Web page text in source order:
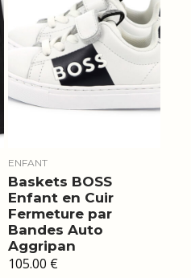
ENFANT
Baskets BOSS
Enfant en Cuir
Fermeture par
Bandes Auto
Aggripan
105.00 €